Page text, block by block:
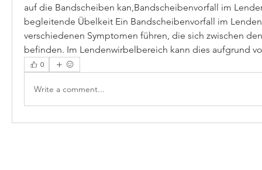
auf die Bandscheiben kan,Bandscheibenvorfall im
begleitende Übelkeit Ein Bandscheibenvorfall im
verschiedenen Symptomen führen, die sich zwischen
befinden. Im Lendenwirbelbereich kann dies aufgrund
0
Write a comment...